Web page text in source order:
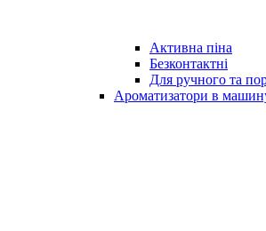
Активна піна
Безконтактні
Для ручного та
Ароматизатори в